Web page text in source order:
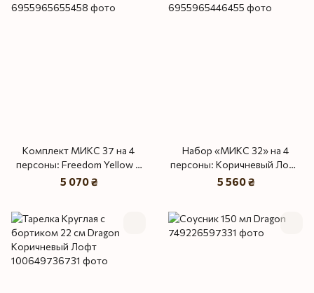
Комплект МИКС 37 на 4
персоны: Freedom Yellow и
Dragon Коричневый Лофт
5 070 ₴
Набор «МИКС 32» на 4
персоны: Коричневый Лофт
и Dragon Коричневый Лофт
5 560 ₴